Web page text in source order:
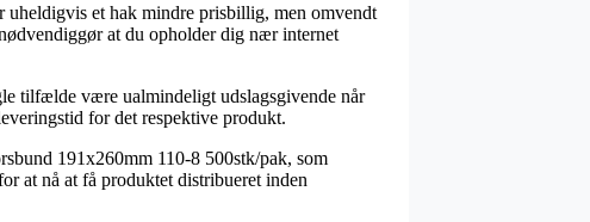
uheldigvis et hak mindre prisbillig, men omvendt
at du opholder dig nær internet
tilfælde være ualmindeligt udslagsgivende når
for det respektive produkt.
191x260mm 110-8 500stk/pak, som
at nå at få produktet distribueret inden